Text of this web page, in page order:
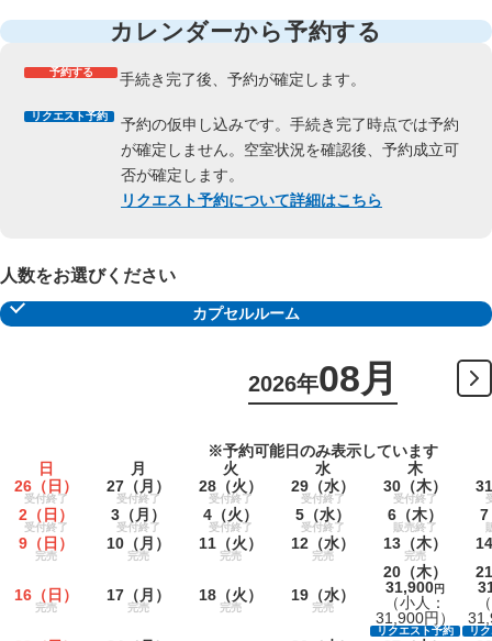
カレンダーから予約する
予約する 手続き完了後、予約が確定します。
リクエスト予約
予約の仮申し込みです。手続き完了時点では予約
が確定しません。空室状況を確認後、予約成立可
否が確定します。
リクエスト予約について詳細はこちら
人数をお選びください
カプセルルーム
2026年08月
※予約可能日のみ表示しています
日
月 火 水
木
26 （日）
受付終了
27 （月）
受付終了
28 （火）
受付終了
29 （水）
受付終了
30 （木）
受付終了
31
2 （日）
受付終了
3 （月）
受付終了
4 （火）
受付終了
5 （水）
受付終了
6 （木）
販売終了
7
9 （日）
完売
10 （月）
完売
11 （火）
完売
12 （水）
完売
13 （木）
完売
14
16 （日）
完売
17 （月）
完売
18 （火）
完売
19 （水）
完売
20 （木）
31,900円
（小人：
31,900円）
リクエスト予約
21
リ